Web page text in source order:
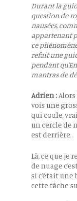
Durant la
question de
nausées,
appartenant
ce
refait une
pendant
mantras de
Adrien :Alors
vois une
qui coule,
un cercle de
est derrière.
Là, ce que je
de nuage
si c’était
cette tâche